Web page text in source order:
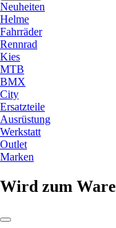
Neuheiten
Helme
Fahrräder
Rennrad
Kies
MTB
BMX
City
Ersatzteile
Ausrüstung
Werkstatt
Outlet
Marken
Wird zum